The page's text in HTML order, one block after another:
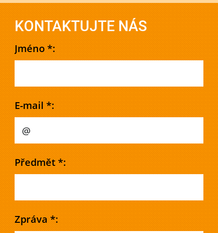
KONTAKTUJTE NÁS
Jméno *:
E-mail *:
Předmět *:
Zpráva *: